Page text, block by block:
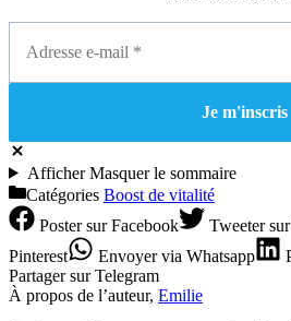
AfficherMasquerle sommaire
Catégories Boost de vitalité
Postersur Facebook Tweeter
Pinterest
Envoyervia Whatsapp
Partagersur Telegram
À propos de l’auteur, Emilie